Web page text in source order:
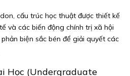
cấu trúc học thuật được thiết kế
và các biến động chính trị xã hội
biện sắc bén để giải quyết các
Học (Undergraduate